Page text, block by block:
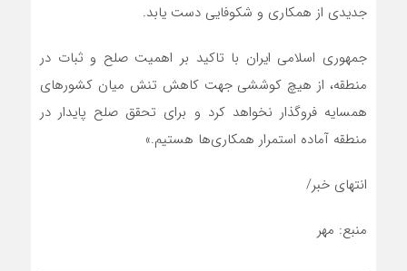
جدیدی از همکاری و شکوفایی دست یابد.
جمهوری اسلامی ایران با تاکید بر اهمیت صلح و ثبات در
منطقه، از هیچ کوششی جهت کاهش تنش میان کشورهای
همسایه فروگذار نخواهد کرد و برای تحقق صلح پایدار در
منطقه آماده استمرار همکاری‌ها هستیم.»
انتهای خبر/
منبع: مهر